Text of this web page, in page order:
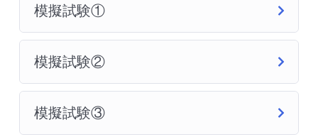
模擬試験①
模擬試験②
模擬試験③